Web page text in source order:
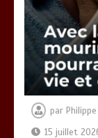
par Philippe
15 juillet